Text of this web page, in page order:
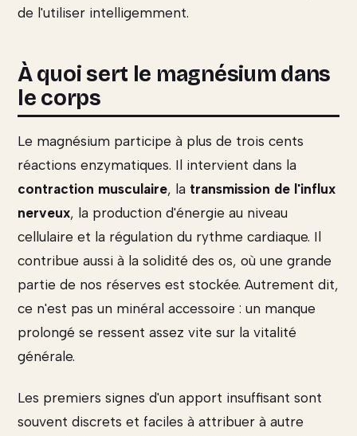
de l'utiliser intelligemment.
À quoi sert le magnésium dans
le corps
Le magnésium participe à plus de trois cents
réactions enzymatiques. Il intervient dans la
contraction musculaire, la transmission de l'influx
nerveux, la production d'énergie au niveau
cellulaire et la régulation du rythme cardiaque. Il
contribue aussi à la solidité des os, où une grande
partie de nos réserves est stockée. Autrement dit,
ce n'est pas un minéral accessoire : un manque
prolongé se ressent assez vite sur la vitalité
générale.
Les premiers signes d'un apport insuffisant sont
souvent discrets et faciles à attribuer à autre